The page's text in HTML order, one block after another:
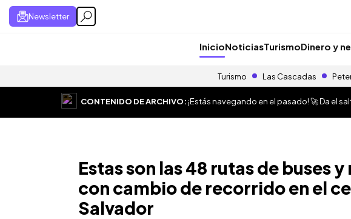
Newsletter
InicioNoticiasTurismoDinero y
Turismo Las Cascadas
CONTENIDO DE ARCHIVO:¡Estás navegando en el pasado! 🚀 Da el
Estas son las 48 rutas de buses
con cambio de recorrido en el
Salvador